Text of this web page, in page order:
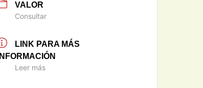
VALOR
Consultar
LINK PARA MÁS
INFORMACIÓN
Leer más